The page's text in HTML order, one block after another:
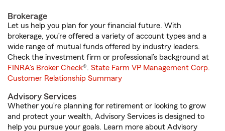
Brokerage
Let us help you plan for your financial future. With
brokerage, you’re offered a variety of account types and a
wide range of mutual funds offered by industry leaders.
Check the investment firm or professional’s background at
FINRA's Broker Check®. State Farm VP Management Corp.
Customer Relationship Summary
Advisory Services
Whether you’re planning for retirement or looking to grow
and protect your wealth, Advisory Services is designed to
help you pursue your goals. Learn more about Advisory